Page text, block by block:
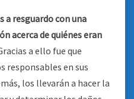
a resguardo con una
acerca de quiénes eran
a ello fue que
responsables en sus
los llevarán a hacer la